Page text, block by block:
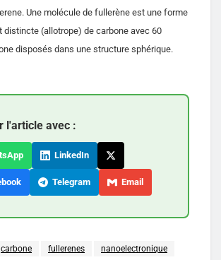
Une molécule de fullerène est une forme
distincte (allotrope) de carbone avec 60
disposés dans une structure sphérique.
l'article avec :
LinkedIn
Telegram Email
carbone fullerenes nanoelectronique